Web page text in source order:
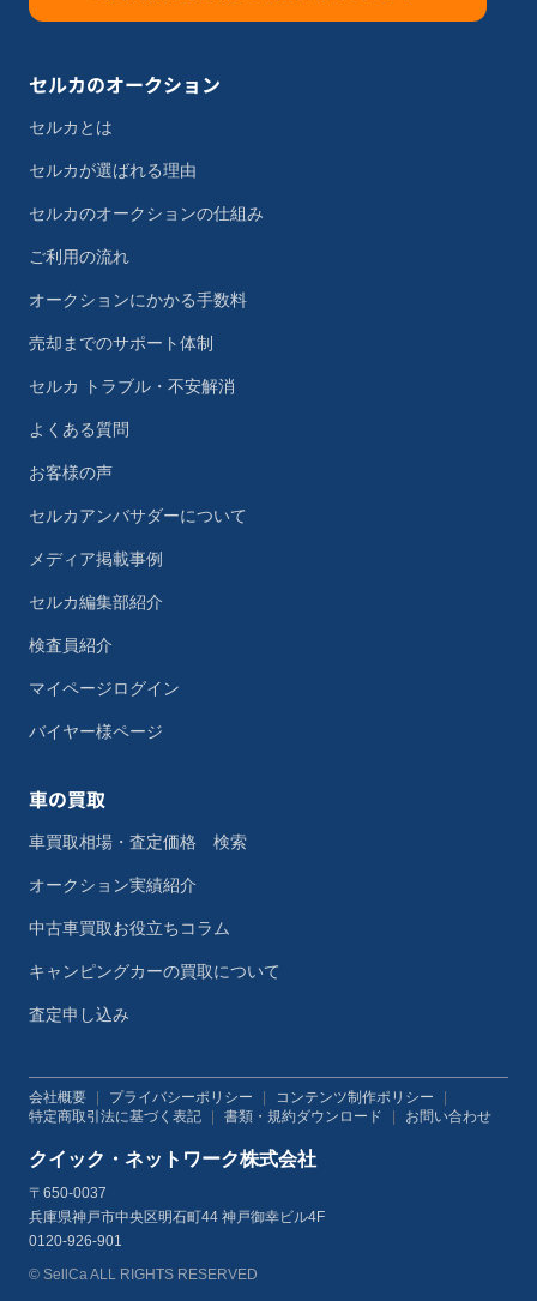
セルカのオークション
セルカとは
セルカが選ばれる理由
セルカのオークションの仕組み
ご利用の流れ
オークションにかかる手数料
売却までのサポート体制
セルカ トラブル・不安解消
よくある質問
お客様の声
セルカアンバサダーについて
メディア掲載事例
セルカ編集部紹介
検査員紹介
マイページログイン
バイヤー様ページ
車の買取
車買取相場・査定価格 検索
オークション実績紹介
中古車買取お役立ちコラム
キャンピングカーの買取について
査定申し込み
会社概要 プライバシーポリシー コンテンツ制作ポリシー
特定商取引法に基づく表記
書類・規約ダウンロード お問い合わせ
クイック・ネットワーク株式会社
〒650-0037
兵庫県神戸市中央区明石町44 神戸御幸ビル4F
0120-926-901
© SellCa ALL RIGHTS RESERVED